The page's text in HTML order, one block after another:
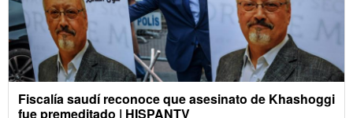
Fiscalía saudí reconoce que asesinato de Khashoggi
fue premeditado | HISPANTV